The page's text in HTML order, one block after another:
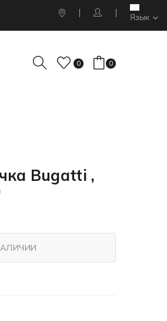
Язык
0 0
Bugatti ,